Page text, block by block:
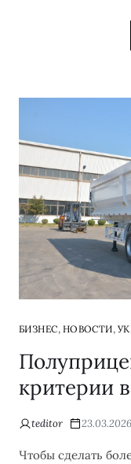
БИЗНЕС, НОВОСТИ,
критерии
teditor 23.03.2026
Чтобы сделать